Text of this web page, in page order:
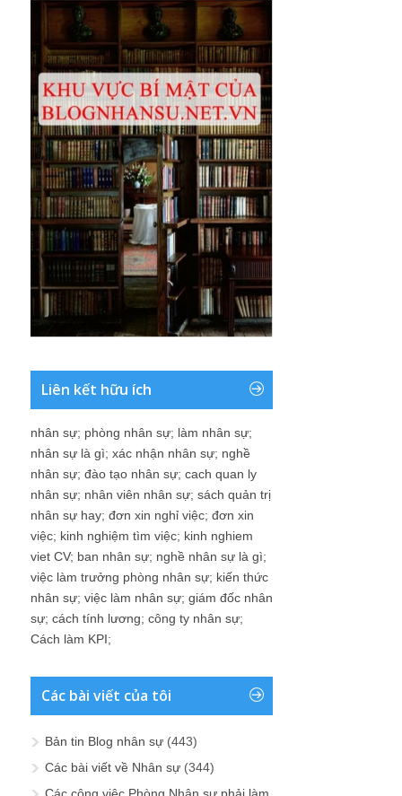
Liên kết hữu ích
nhân sự; phòng nhân sự; làm nhân sự;
nhân sự là gì; xác nhận nhân sự; nghề
nhân sự; đào tạo nhân sự; cach quan ly
nhân sự; nhân viên nhân sự; sách quản trị
nhân sự hay; đơn xin nghỉ việc; đơn xin
việc; kinh nghiệm tìm việc; kinh nghiem
viet CV; ban nhân sự; nghề nhân sự là gì;
việc làm trưởng phòng nhân sự; kiến thức
nhân sự; việc làm nhân sự; giám đốc nhân
sự; cách tính lương; công ty nhân sự;
Cách làm KPI;
Các bài viết của tôi
Bản tin Blog nhân sự (443)
Các bài viết về Nhân sự (344)